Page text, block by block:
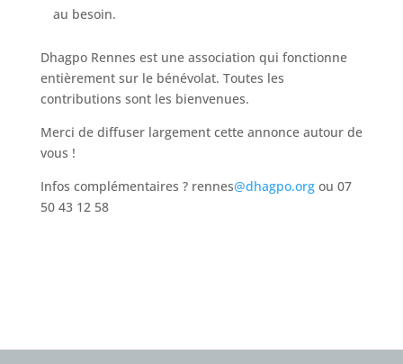
au besoin.
Dhagpo Rennes est une association qui fonctionne
entièrement sur le bénévolat. Toutes les
contributions sont les bienvenues.
Merci de diffuser largement cette annonce autour de
vous !
Infos complémentaires ? rennes@dhagpo.orgou 07
50 43 12 58